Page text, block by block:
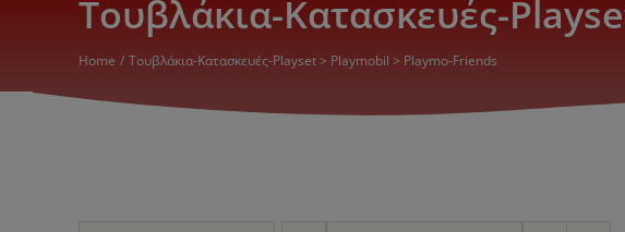
Τουβλάκια-Κατασκευές-
Home Τουβλάκια-Κατασκευές-Playset > Playmobil > Playmo-Friends